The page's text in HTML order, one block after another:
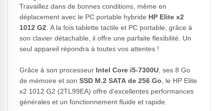
Travaillez dans de bonnes conditions, même en
déplacement avec le PC portable hybride HP Elite x2
1012 G2. A la fois tablette tactile et PC portable, grâce à
son clavier détachable, il offre une parfaite flexibilité. Un
seul appareil répondra à toutes vos attentes !
Grâce à son processeur Intel Core i5-7300U, ses 8 Go
de mémoire et son SSD M.2 SATA de 256 Go, le HP Elite
x2 1012 G2 (2TL99EA) offre d'excellentes performances
générales et un fonctionnement fluide et rapide.